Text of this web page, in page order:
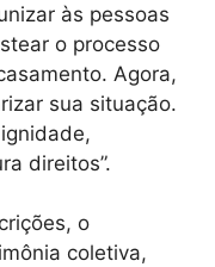
às pessoas
o processo
Agora,
sua situação.
direitos”.
o
coletiva,